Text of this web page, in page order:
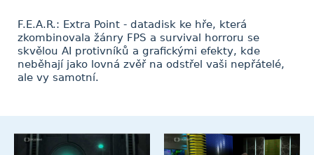
F.E.A.R.: Extra Point - datadisk ke hře, která
zkombinovala žánry FPS a survival horroru se
skvělou AI protivníků a grafickými efekty, kde
neběhají jako lovná zvěř na odstřel vaši nepřátelé,
ale vy samotní.